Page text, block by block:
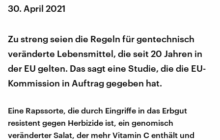
30. April 2021
Zu streng seien die Regeln für gentechnisch
veränderte Lebensmittel, die seit 20 Jahren in
der EU gelten. Das sagt eine Studie, die die EU-
Kommission in Auftrag gegeben hat.
Eine Rapssorte, die durch Eingriffe in das Erbgut
resistent gegen Herbizide ist, ein genomisch
veränderter Salat, der mehr Vitamin C enthält und